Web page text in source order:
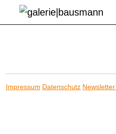
Impressum Datenschutz